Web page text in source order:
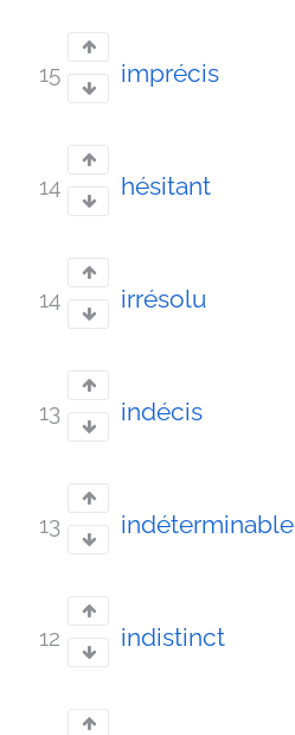
15 imprécis
14 hésitant
14 irrésolu
13 indécis
13 indéterminable
12 indistinct